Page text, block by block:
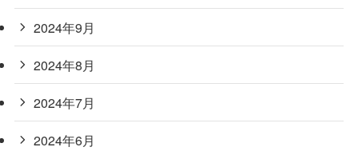
2024年9月
2024年8月
2024年7月
2024年6月